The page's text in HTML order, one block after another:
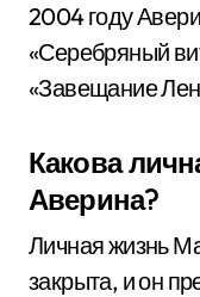
2004 году
«Серебряный
«Завещание
Какова
Аверина?
Личная жизнь
закрыта, и он